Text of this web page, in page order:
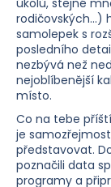
rodičovských...)
samolepek s
posledního
nezbývá než
nejoblíbenější
místo.
Co na tebe
je
představovat.
poznačili data
programy a
a
j
í
t
?